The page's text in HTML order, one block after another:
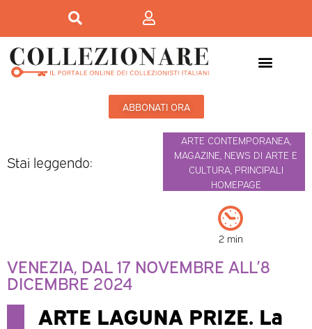
ABBONATI ORA
Stai leggendo:
ARTE CONTEMPORANEA,
MAGAZINE NEWS DI ARTE E
CULTURA, PRINCIPALI
HOMEPAGE
2 min
VENEZIA, DAL 17 NOVEMBRE ALL’8
DICEMBRE 2024
ARTE LAGUNA PRIZE. La